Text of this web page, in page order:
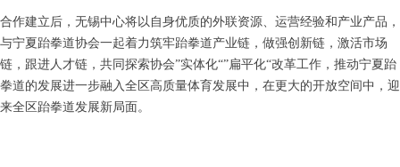
合作建立后，无锡中心将以自身优质的外联资源、运营经验和产业产品，
与宁夏跆拳道协会一起着力筑牢跆拳道产业链，做强创新链，激活市场
链，跟进人才链，共同探索协会”实体化“”扁平化“改革工作，推动宁夏跆
拳道的发展进一步融入全区高质量体育发展中，在更大的开放空间中，迎
来全区跆拳道发展新局面。